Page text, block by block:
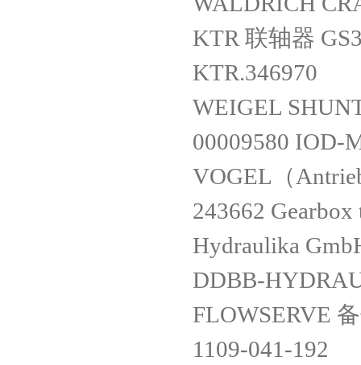
KTR 联轴器
KTR.346970
WEIGEL
00009580 IOD-
VOGEL（
243662
Hydraulika
DDBB-
FLOWSERVE
1109-041-192